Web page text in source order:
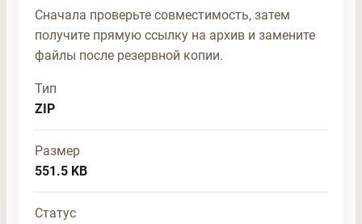
Сначала проверьте совместимость, затем
получите прямую ссылку на архив и замените
файлы после резервной копии.
Тип
ZIP
Размер
551.5 KB
Статус